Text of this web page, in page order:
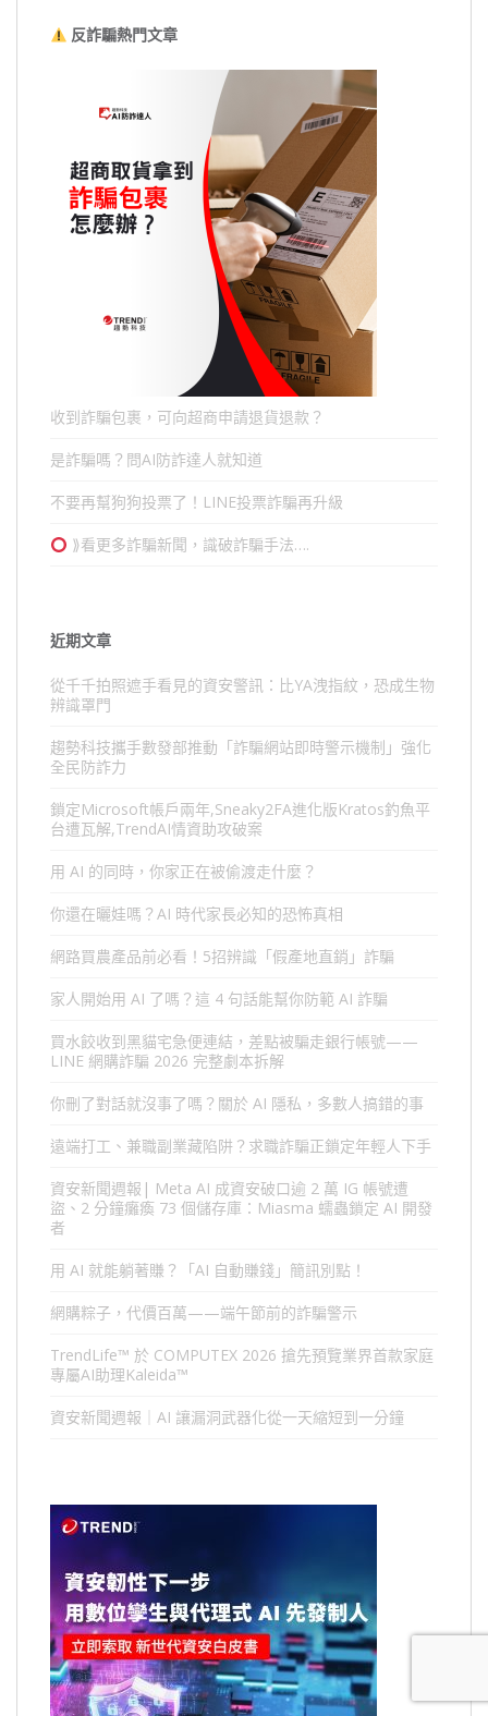
反詐騙熱門文章
收到詐騙包裹，可向超商申請退貨退款？
是詐騙嗎？問AI防詐達人就知道
不要再幫狗狗投票了！LINE投票詐騙再升級
⟫看更多詐騙新聞，識破詐騙手法….
近期文章
從千千拍照遮手看見的資安警訊：比YA洩指紋，恐成生物
辨識罩門
趨勢科技攜手數發部推動「詐騙網站即時警示機制」強化
全民防詐力
鎖定Microsoft帳戶兩年,Sneaky2FA進化版Kratos釣魚平
台遭瓦解,TrendAI情資助攻破案
用 AI 的同時，你家正在被偷渡走什麼？
你還在曬娃嗎？AI 時代家長必知的恐怖真相
網路買農產品前必看！5招辨識「假產地直銷」詐騙
家人開始用 AI 了嗎？這 4 句話能幫你防範 AI 詐騙
買水餃收到黑貓宅急便連結，差點被騙走銀行帳號——
LINE 網購詐騙 2026 完整劇本拆解
你刪了對話就沒事了嗎？關於 AI 隱私，多數人搞錯的事
遠端打工、兼職副業藏陷阱？求職詐騙正鎖定年輕人下手
資安新聞週報| Meta AI 成資安破口逾 2 萬 IG 帳號遭
盜、2 分鐘癱瘓 73 個儲存庫：Miasma 蠕蟲鎖定 AI 開發
者
用 AI 就能躺著賺？「AI 自動賺錢」簡訊別點！
網購粽子，代價百萬——端午節前的詐騙警示
TrendLife™ 於 COMPUTEX 2026 搶先預覽業界首款家庭
專屬AI助理Kaleida™
資安新聞週報｜AI 讓漏洞武器化從一天縮短到一分鐘